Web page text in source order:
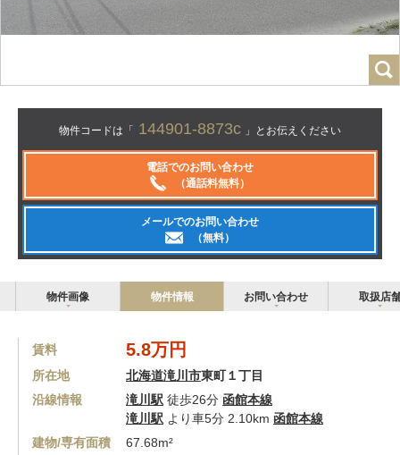
物件コードは「 144901-8873c 」とお伝えください
電話でのお問い合わせ
（通話料無料）
メールでのお問い合わせ
（無料）
物件画像 物件情報 お問い合わせ 取扱店
賃料 5.8万円
所在地 北海道滝川市東町１丁目
沿線情報
滝川駅 徒歩26分 函館本線
滝川駅 より車5分 2.10km 函館本線
建物/専有面積
67.68m²